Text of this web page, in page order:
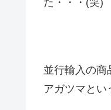
た・・・(笑)
並行輸入の商
アガツマとい